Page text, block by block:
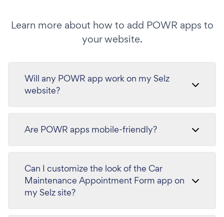
Learn more about how to add POWR apps to
your website.
Will any POWR app work on my Selz
website?
Are POWR apps mobile-friendly?
Can I customize the look of the Car
Maintenance Appointment Form app on
my Selz site?